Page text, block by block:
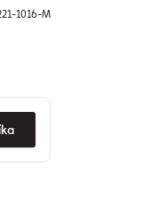
1016-M